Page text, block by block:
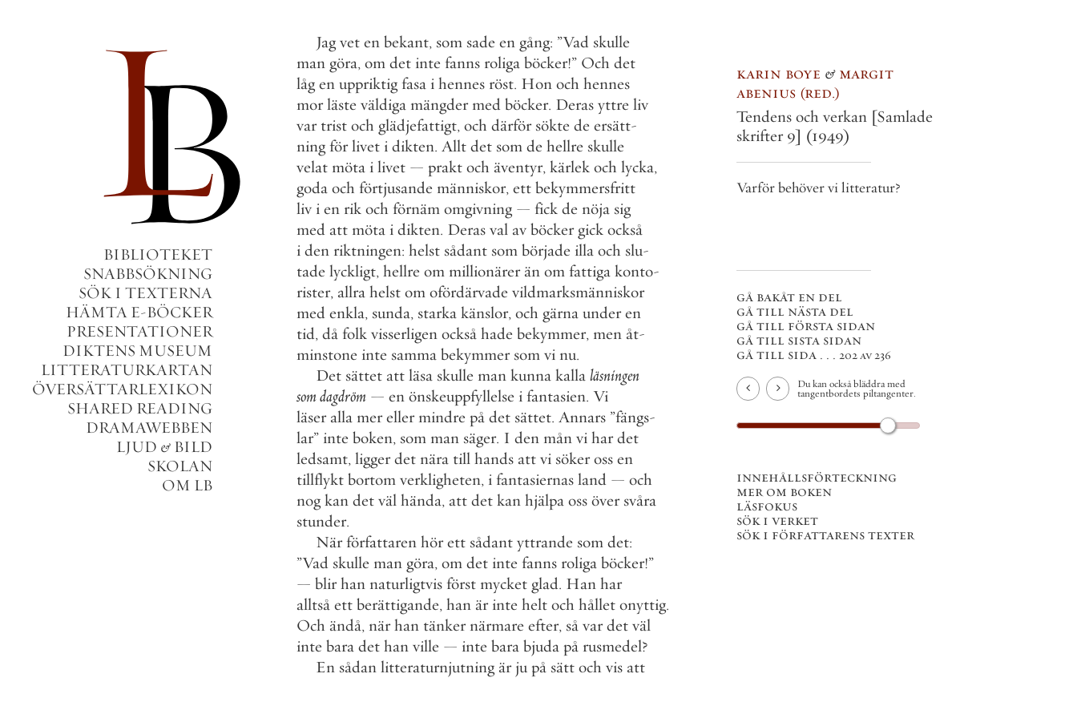
BIBLIOTEKET
SNABBSÖKNING
SÖK I TEXTERNA
HÄMTA E-BÖCKER
PRESENTATIONER
DIKTENS MUSEUM
LITTERATURKARTAN
ÖVERSÄTTARLEXIKON
SHARED READING
DRAMAWEBBEN
LJUD & BILD
SKOLAN
OM LB
Jag vet en bekant, som sade en gång: ”Vad skulle
man göra, om det inte fanns roliga böcker!” Och det
låg en uppriktig fasa i hennes röst. Hon och hennes
mor läste väldiga mängder med böcker. Deras yttre liv
var trist och glädjefattigt, och därför sökte de ersätt-
ning för livet i dikten. Allt det som de hellre skulle
velat möta i livet — prakt och äventyr, kärlek och lycka,
goda och förtjusande människor, ett bekymmersfritt
liv i en rik och förnäm omgivning — fick de nöja sig
med att möta i dikten. Deras val av böcker gick också
i den riktningen: helst sådant som började illa och slu-
tade lyckligt, hellre om millionärer än om fattiga konto-
rister, allra helst om ofördärvade vildmarksmänniskor
med enkla, sunda, starka känslor, och gärna under en
tid, då folk visserligen också hade bekymmer, men åt-
minstone inte samma bekymmer som vi nu.
Det sättet att läsa skulle man kunna kalla läsningen
somdagdröm — en önskeuppfyllelse i fantasien. Vi
läser alla mer eller mindre på det sättet. Annars ”fängs-
lar” inte boken, som man säger. I den mån vi har det
ledsamt, ligger det nära till hands att vi söker oss en
tillflykt bortom verkligheten, i fantasiernas land — och
nog kan det väl hända, att det kan hjälpa oss över svåra
stunder.
När författaren hör ett sådant yttrande som det:
”Vad skulle man göra, om det inte fanns roliga böcker!”
— blir han naturligtvis först mycket glad. Han har
alltså ett berättigande, han är inte helt och hållet onyttig.
Och ändå, när han tänker närmare efter, så var det väl
inte bara det han ville — inte bara bjuda på rusmedel?
En sådan litteraturnjutning är ju på sätt och vis att
karin boye & margit
abenius red.
Tendens och verkan [Samlade
skrifter 9] (1949)
Varför behöver vi litteratur?
gå bakåt en del
gå till nästa del
gå till första sidan
gå till sista sidan
gå till sida . . . 202 av 236
Du kan också bläddra med
tangentbordets piltangenter.
innehållsförteckning
mer om boken
läsfokus
sök i verket
sök i författarens texter